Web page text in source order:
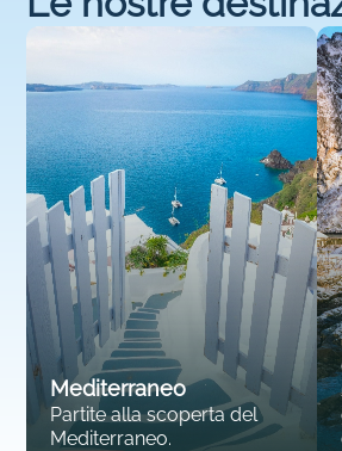
Mediterraneo
Partite alla scoperta del
Mediterraneo.